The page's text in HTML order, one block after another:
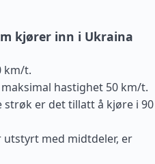
kjører inn i Ukraina
km/t.
hastighet 50 km/t.
er det tillatt å kjøre i 90
utstyrt med midtdeler, er